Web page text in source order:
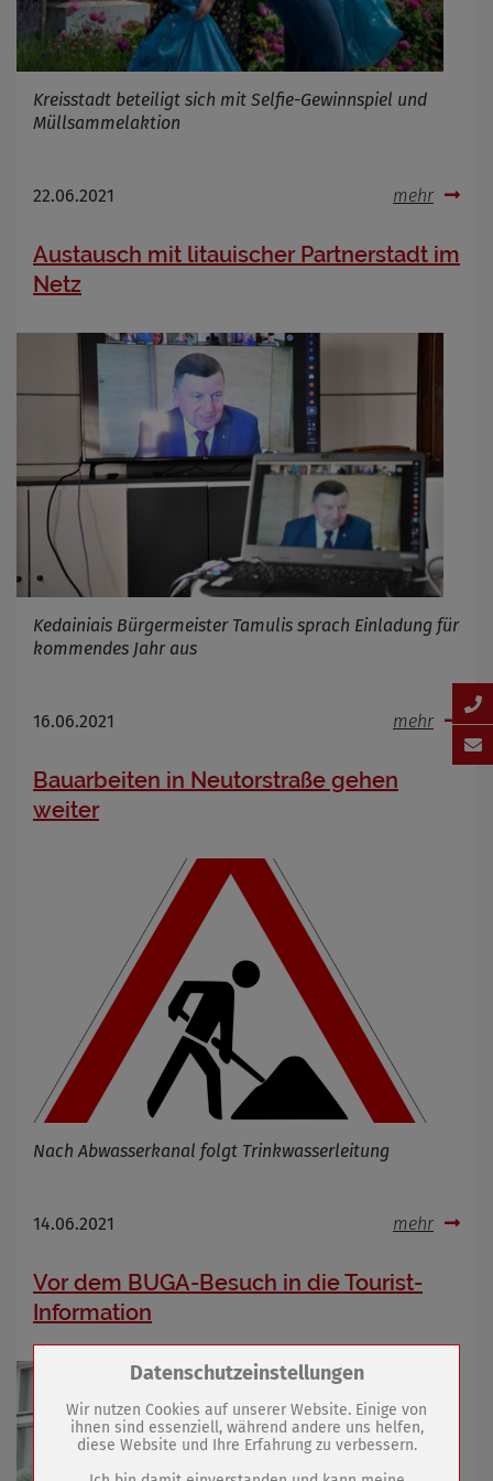
Kreisstadt beteiligt sich mit Selfie-Gewinnspiel und
Müllsammelaktion
22.06.2021 mehr
Austausch mit litauischer Partnerstadt im
Netz
Kedainiais Bürgermeister Tamulis sprach Einladung für
kommendes Jahr aus
16.06.2021 mehr
Bauarbeiten in Neutorstraße gehen
weiter
Nach Abwasserkanal folgt Trinkwasserleitung
14.06.2021 mehr
Vor dem BUGA-Besuch in die Tourist-
Information
Zum Betrieb der Seite notwendige Cookies /
Name
PHP Session Cookie
Anbieter
Eigentümer dieser Website (Wenko-
Datenschutzeinstellungen
Wir nutzen Cookies auf unserer Website. Einige von
ihnen sind essenziell, während andere uns helfen,
diese Website und Ihre Erfahrung zu verbessern.